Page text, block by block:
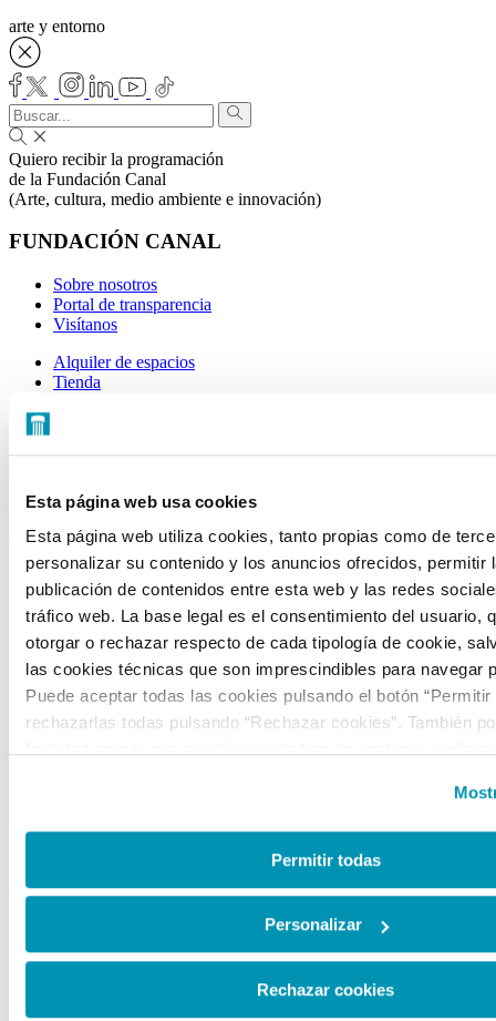
Esta página web usa cookies
Esta página web utiliza cookies, tanto propias como de
personalizar su contenido y los anuncios ofrecidos, permitir
publicación de contenidos entre esta web y las redes
tráfico web. La base legal es el consentimiento del usuario,
otorgar o rechazar respecto de cada tipología de cookie,
las cookies técnicas que son imprescindibles para navegar
Puede aceptar todas las cookies pulsando el botón “Permitir
rechazarlas todas pulsando “Rechazar cookies”. También
la web, responsable del tratamiento de las cookies, y sus
accesibles en elAviso Legal. Puede obtener más
de cookies en esta web haciendo clicaquí.
Permitir todas
Personalizar
Rechazar cookies
arte y entorno
Quiero recibir la programación
de la Fundación Canal
(Arte, cultura, medio ambiente e innovación)
FUNDACIÓN CANAL
Sobre nosotros
Portal de transparencia
Visítanos
Alquiler de espacios
Tienda
CONTACTO
28036 Madrid
Tel.: +34 91 545 15 01
Email:
info@fundacioncanal.es
HORARIOS
Oficina:de lunes a viernes de 9 a 18 h.
EXPOSICIONES
Sala Mateo Inurria 2:
De martes a viernes, de 11:00 a 21:00h.
ENLACES DE INTERÉS